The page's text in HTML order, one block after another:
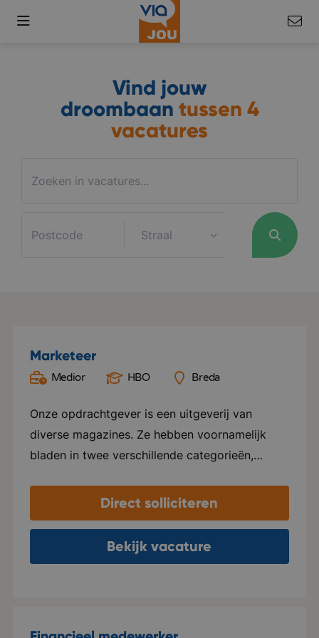
Vind jouw
droombaan tussen 4
vacatures
Marketeer
Medior HBO Breda
Onze opdrachtgever is een uitgeverij van
diverse magazines. Ze hebben voornamelijk
bladen in twee verschillende categorieën,
hier alles voor, van ontwerp tot marketing en
distributie. Elk blad beschikt over een eigen
website en social media kanalen. Naast het
uitgeven van tijdschriften, ondersteunen ze ook
Direct solliciteren
Bekijk vacature